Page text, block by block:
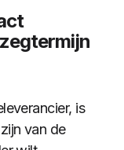
is
van de